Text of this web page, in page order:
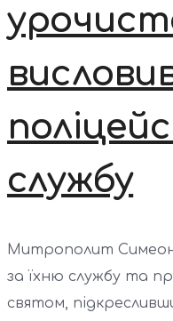
службу
Митрополит Симеон
за їхню службу та
святом,